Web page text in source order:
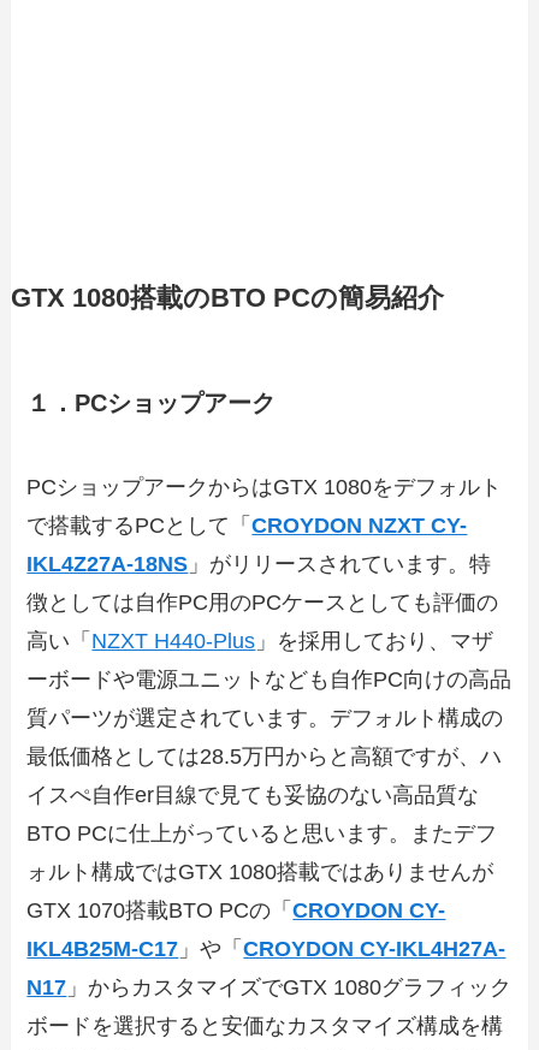
GTX 1080搭載のBTO PCの簡易紹介
１．PCショップアーク
PCショップアークからはGTX 1080をデフォルト
で搭載するPCとして「CROYDON NZXT CY-
IKL4Z27A-18NS 」がリリースされています。特
徴としては自作PC用のPCケースとしても評価の
高い「 NZXT H440-Plus 」を採用しており、マザ
ーボードや電源ユニットなども自作PC向けの高品
質パーツが選定されています。デフォルト構成の
最低価格としては28.5万円からと高額ですが、ハ
イスぺ自作er目線で見ても妥協のない高品質な
BTO PCに仕上がっていると思います。またデフ
ォルト構成ではGTX 1080搭載ではありませんが
GTX 1070搭載BTO PCの「CROYDON CY-
IKL4B25M-C17 」や「CROYDON CY-IKL4H27A-
N17 」からカスタマイズでGTX 1080グラフィック
ボードを選択すると安価なカスタマイズ構成を構